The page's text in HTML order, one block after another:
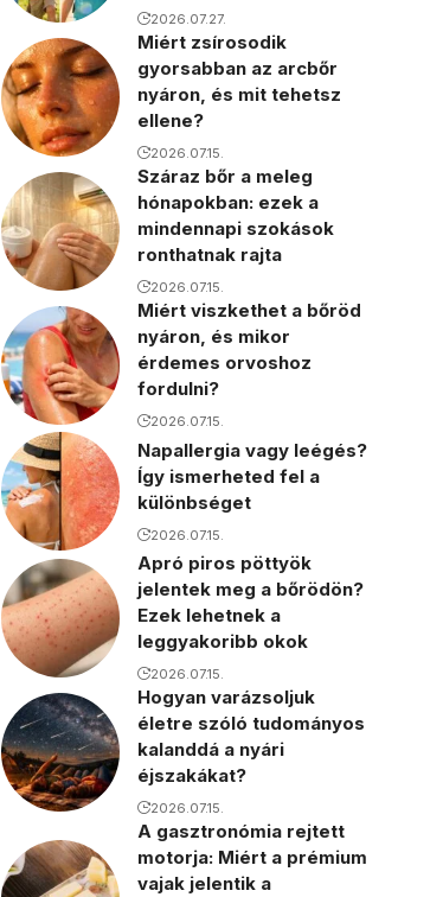
2026.07.27.
Miért zsírosodik
gyorsabban az arcbőr
nyáron, és mit tehetsz
ellene?
2026.07.15.
Száraz bőr a meleg
hónapokban: ezek a
mindennapi szokások
ronthatnak rajta
2026.07.15.
Miért viszkethet a bőröd
nyáron, és mikor
érdemes orvoshoz
fordulni?
2026.07.15.
Napallergia vagy leégés?
Így ismerheted fel a
különbséget
2026.07.15.
Apró piros pöttyök
jelentek meg a bőrödön?
Ezek lehetnek a
leggyakoribb okok
2026.07.15.
Hogyan varázsoljuk
életre szóló tudományos
kalanddá a nyári
éjszakákat?
2026.07.15.
A gasztronómia rejtett
motorja: Miért a prémium
vajak jelentik a